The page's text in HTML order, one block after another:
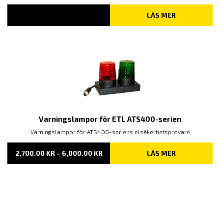
LÄS MER
Varningslampor för ETL ATS400-serien
Varningslampor för ATS400-seriens elsäkerhetsprovare
2,700.00 KR – 6,000.00 KRPRISINTERVALL:
TILL
LÄS MER